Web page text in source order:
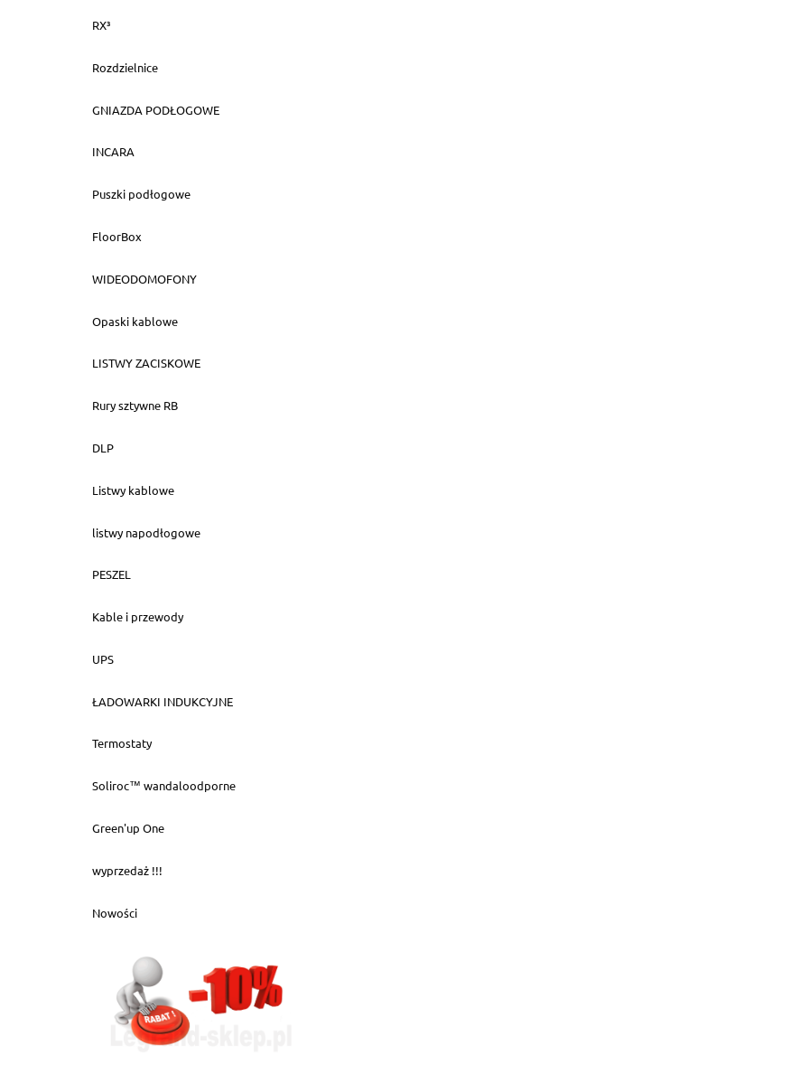
RX³
Rozdzielnice
GNIAZDA PODŁOGOWE
INCARA
Puszki podłogowe
FloorBox
WIDEODOMOFONY
Opaski kablowe
LISTWY ZACISKOWE
Rury sztywne RB
DLP
Listwy kablowe
listwy napodłogowe
PESZEL
Kable i przewody
UPS
ŁADOWARKI INDUKCYJNE
Termostaty
Soliroc™ wandaloodporne
Green'up One
wyprzedaż !!!
Nowości